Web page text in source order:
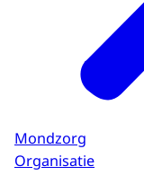
Mondzorg
Organisatie